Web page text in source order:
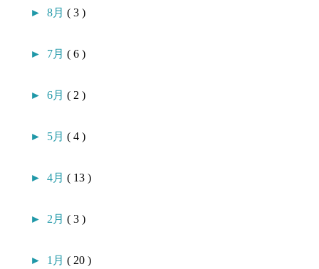
►8月( 3 )
► 7月( 6 )
►6月( 2 )
► 5月( 4 )
►4月( 13 )
► 2月( 3 )
► 1月( 20 )